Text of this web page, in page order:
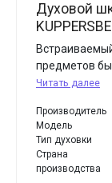
Духовой
предметов
Читать далее
Производитель
Модель
Тип духовки
Страна
производства